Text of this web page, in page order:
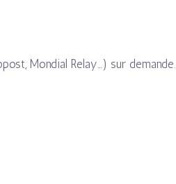
Mondial Relay…) sur demande.